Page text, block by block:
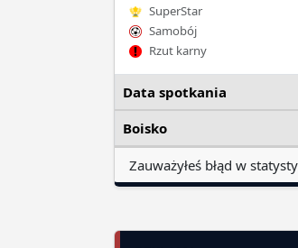
SuperStar
Samobój
Rzut karny
Data spotkania
Boisko
Zauważyłeś błąd w